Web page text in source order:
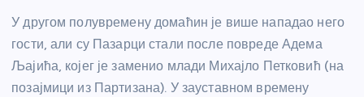
У другом полувремену домаћин је више нападао него
гости, али су Пазарци стали после повреде Адема
Љајића, којег је заменио млади Михајло Петковић (на
позајмици из Партизана). У зауставном времену